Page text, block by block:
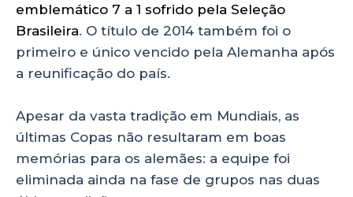
emblemático 7 a 1 sofrido pela Seleção
Brasileira. O título de 2014 também foi o
primeiro e único vencido pela Alemanha após
a reunificação do país.
Apesar da vasta tradição em Mundiais, as
últimas Copas não resultaram em boas
memórias para os alemães: a equipe foi
eliminada ainda na fase de grupos nas duas